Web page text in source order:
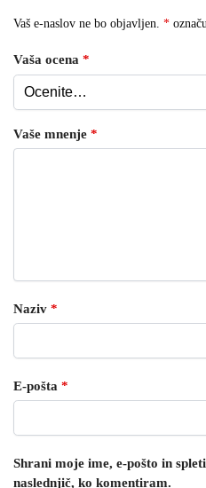
Vaš e-naslov ne bo objavljen. *
Vaša ocena *
Vaše mnenje *
Naziv *
E-pošta *
Shrani moje ime, e-pošto in
naslednjič, ko komentiram.